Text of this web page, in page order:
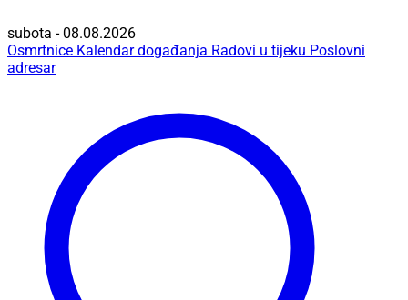
subota - 08.08.2026
Osmrtnice Kalendar događanja Radovi u tijeku Poslovni
adresar